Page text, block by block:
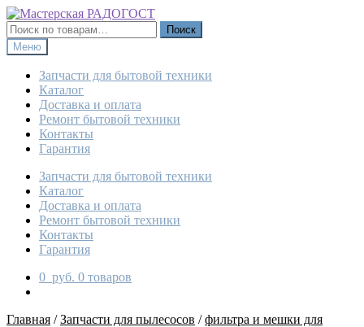
Перейти
к
навигации
Перейти
к
содержимому
Искать:
Поиск
Меню
Запчасти для бытовой техники
Каталог
Доставка и оплата
Ремонт бытовой техники
Контакты
Гарантия
Запчасти для бытовой техники
Каталог
Доставка и оплата
Ремонт бытовой техники
Контакты
Гарантия
0 руб. 0 товаров
Главная /Запчасти для пылесосов /фильтра и мешки для